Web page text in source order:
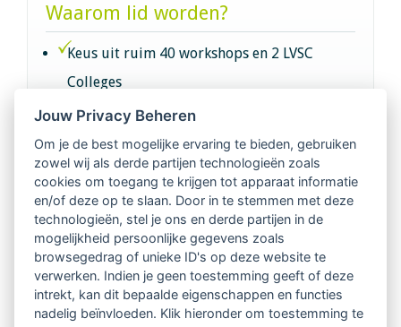
Waarom lid worden?
Keus uit ruim 40 workshops en 2 LVSC
Colleges
Intervisie met geregistreerde vakgenoten
Netwerk van 2100 professionals in 14
regio's
Vindbaar voor opdrachtgevers
Tijdschrift voor
Begeleidingskunde & kennisbank
Jouw Privacy Beheren
Om je de best mogelijke ervaring te bieden, gebruiken
zowel wij als derde partijen technologieën zoals
cookies om toegang te krijgen tot apparaat informatie
en/of deze op te slaan. Door in te stemmen met deze
technologieën, stel je ons en derde partijen in de
mogelijkheid persoonlijke gegevens zoals
browsegedrag of unieke ID's op deze website te
verwerken. Indien je geen toestemming geeft of deze
intrekt, kan dit bepaalde eigenschappen en functies
nadelig beïnvloeden. Klik hieronder om toestemming te